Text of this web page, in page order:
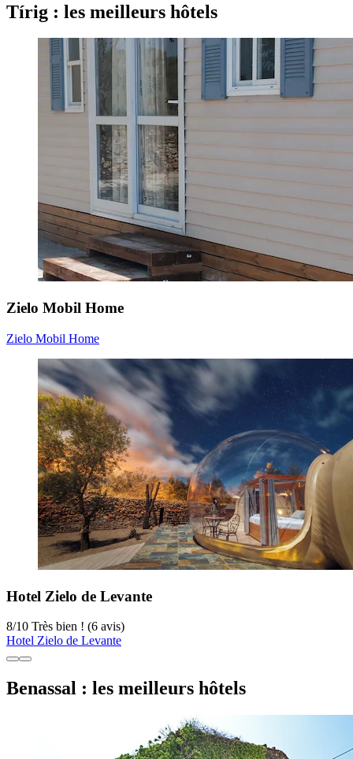
Tírig : les meilleurs hôtels
Zielo Mobil Home
Zielo Mobil Home
Hotel Zielo de Levante
8/10 Très bien ! (6 avis)
Hotel Zielo de Levante
Benassal : les meilleurs hôtels